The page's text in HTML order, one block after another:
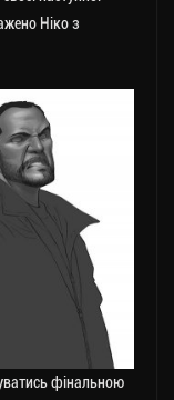
Ніко з
фінальною